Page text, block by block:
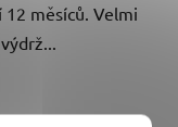
měsíců. Velmi